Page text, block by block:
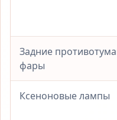
Задние
фары
Ксеноновые лампы